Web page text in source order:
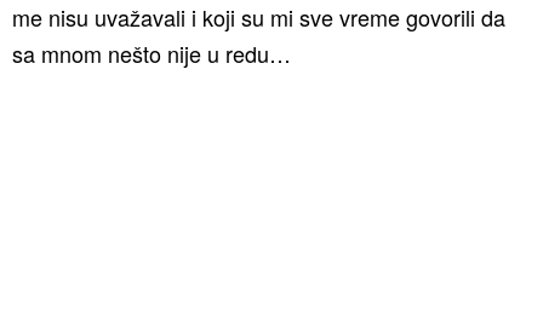
me nisu uvažavali i koji su mi sve vreme govorili da
sa mnom nešto nije u redu…